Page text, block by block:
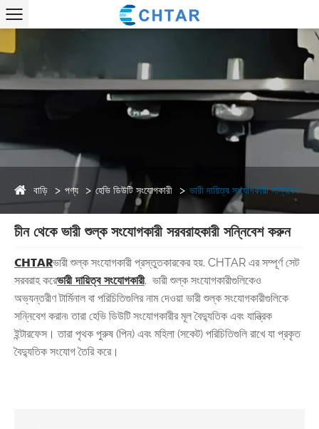
বাড়ি পণ্য হেভি ডিউটি ​​সংযোগকারী ভারী দায়িত্ব সংযোগকারী সন্নিবেশ
চীন থেকে ভারী শুল্ক সংযোগকারী সরবরাহকারী সন্নিবেশ করুন
CHTARভারী শুল্ক সংযোগকারী প্রস্তুতকারকের হয়. CHTAR এর সম্পূর্ণ সেট
সরবরাহ করেভারী দায়িত্ব সংযোগকারী. ভারী শুল্ক সংযোগকারীগুলিকেও
অভ্যন্তরীণ টার্মিনাল বা পরিচিতিগুলির নাম দেওয়া ভারী শুল্ক সংযোগকারীগুলিকে
সন্নিবেশ করান৷ তারা হেভি ডিউটি ​​সংযোগকারীর মূল বৈদ্যুতিক এবং যান্ত্রিক
ইন্টারফেস। তারা পৃথক পুরুষ (পিন) এবং মহিলা (সকেট) পরিচিতিগুলি রাখে যা প্রকৃত
বৈদ্যুতিক সংযোগ তৈরি করে।